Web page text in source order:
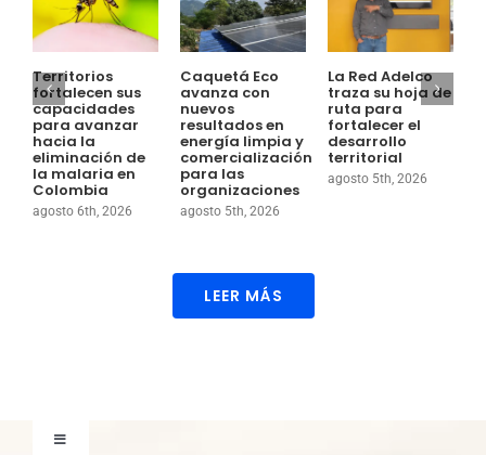
Territorios
fortalecen sus
capacidades
para avanzar
hacia la
eliminación de
la malaria en
Colombia
agosto 6th, 2026
Caquetá Eco
avanza con
nuevos
resultados en
energía limpia y
comercialización
para las
organizaciones
agosto 5th, 2026
La Red Adelco
traza su hoja de
ruta para
fortalecer el
desarrollo
territorial
agosto 5th, 2026
LEER MÁS
Toggle